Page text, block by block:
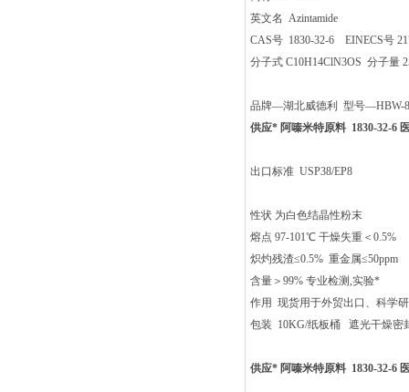
英文名 Azintamide
CAS号 1830-32-6 EINECS号
分子式 C10H14ClN3OS 分子量
品牌—湖北威德利 型号—HBW-
供应* 阿嗪米特原料 1830-32-6
出口标准 USP38/EP8
性状 为白色结晶性粉末
熔点 97-101℃ 干燥失重＜0.5%
炽灼残渣≤0.5% 重金属≤50ppm
含量＞99% 专业检测,实验*
作用 现货用于外贸出口、科学
包装 10KG/纸板桶 遮光干燥密
供应* 阿嗪米特原料 1830-32-6